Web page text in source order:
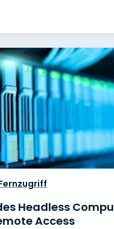
Headless
Access